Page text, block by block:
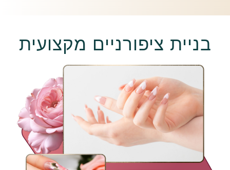
בניית ציפורניים מקצועית